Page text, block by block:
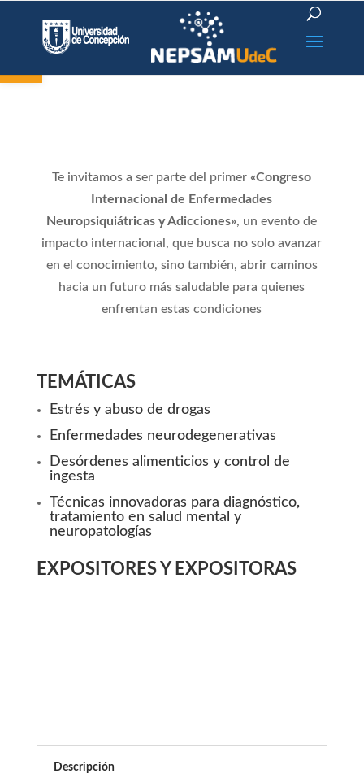
Open toolbar
Te invitamos a ser parte del primer «Congreso
Internacional de Enfermedades
Neuropsiquiátricas y Adicciones», un evento de
impacto internacional, que busca no solo avanzar
en el conocimiento, sino también, abrir caminos
hacia un futuro más saludable para quienes
enfrentan estas condiciones
TEMÁTICAS
Estrés y abuso de drogas
Enfermedades neurodegenerativas
Desórdenes alimenticios y control de
ingesta
Técnicas innovadoras para diagnóstico,
tratamiento en salud mental y
neuropatologías
EXPOSITORES Y EXPOSITORAS
Descripción